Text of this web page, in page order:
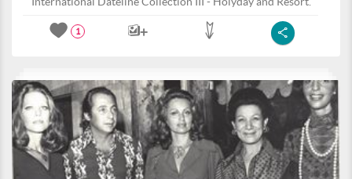
1